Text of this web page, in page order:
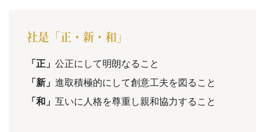
社是「正・新・和」
「正」 公正にして明朗なること
「新」 進取積極的にして創意工夫を図ること
「和」 互いに人格を尊重し親和協力すること